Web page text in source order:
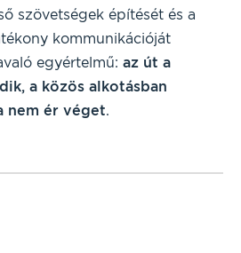
szövetségek építését és a
kommunikációját
egyértelmű: az út a
a közös alkotásban
nem ér véget.